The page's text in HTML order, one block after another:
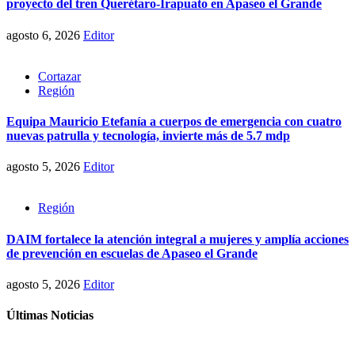
proyecto del tren Querétaro-Irapuato en Apaseo el Grande
agosto 6, 2026 Editor
Cortazar
Región
Equipa Mauricio Etefanía a cuerpos de emergencia con cuatro
nuevas patrulla y tecnología, invierte más de 5.7 mdp
agosto 5, 2026 Editor
Región
DAIM fortalece la atención integral a mujeres y amplía acciones
de prevención en escuelas de Apaseo el Grande
agosto 5, 2026 Editor
Últimas Noticias